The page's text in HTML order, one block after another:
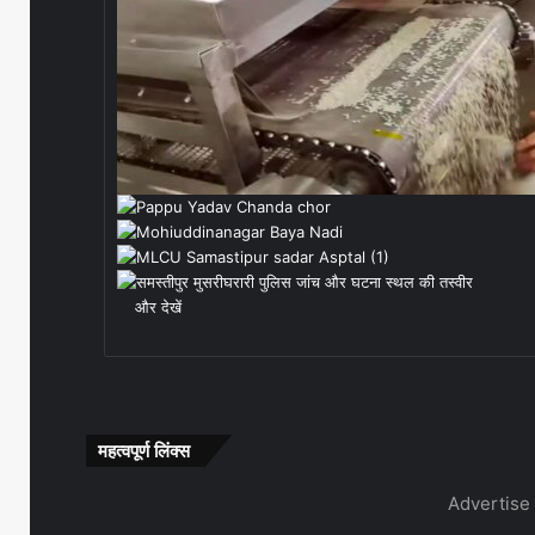
और देखें
महत्वपूर्ण लिंक्स
Advertise